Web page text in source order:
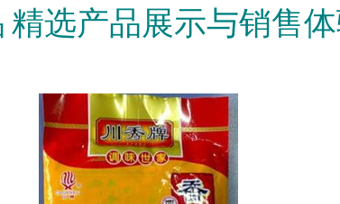
精选产品展示与销售